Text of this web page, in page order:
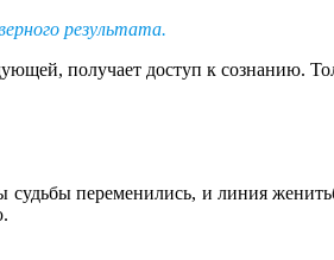
результата.
получает доступ к сознанию.
переменились, и линия